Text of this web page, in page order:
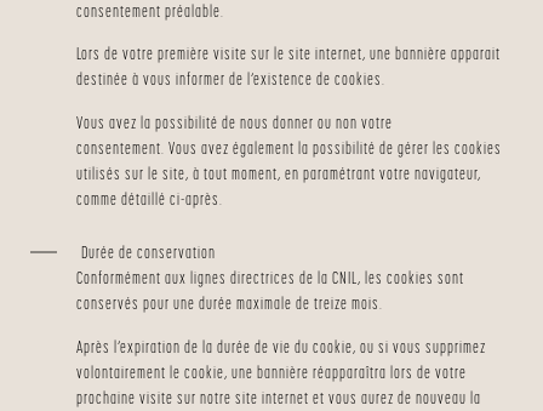
consentement préalable.
Lors de votre première visite sur le site internet, une bannière apparait
destinée à vous informer de l’existence de cookies.
Vous avez la possibilité de nous donner ou non votre
consentement. Vous avez également la possibilité de gérer les cookies
utilisés sur le site, à tout moment, en paramétrant votre navigateur,
comme détaillé ci-après.
Durée de conservation
Conformément aux lignes directrices de la CNIL, les cookies sont
conservés pour une durée maximale de treize mois.
Après l’expiration de la durée de vie du cookie, ou si vous supprimez
volontairement le cookie, une bannière réapparaîtra lors de votre
prochaine visite sur notre site internet et vous aurez de nouveau la